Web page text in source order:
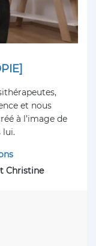
et nous
à l’image de
lui.
Christine